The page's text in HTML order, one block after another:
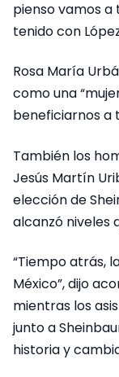
pienso vamos
tenido con
Rosa María
como una
beneficiarnos a
También los
Jesús Martín
elección de
alcanzó niveles
“Tiempo atrás,
México”, dijo
mientras los
junto a
historia y